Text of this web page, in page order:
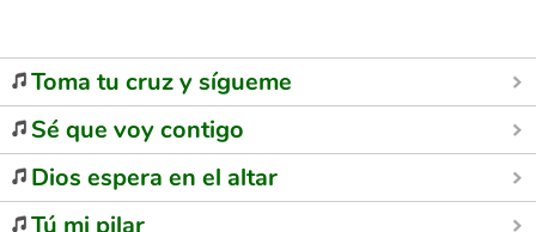
Toma tu cruz y sígueme
Sé que voy contigo
Dios espera en el altar
Tú mi pilar